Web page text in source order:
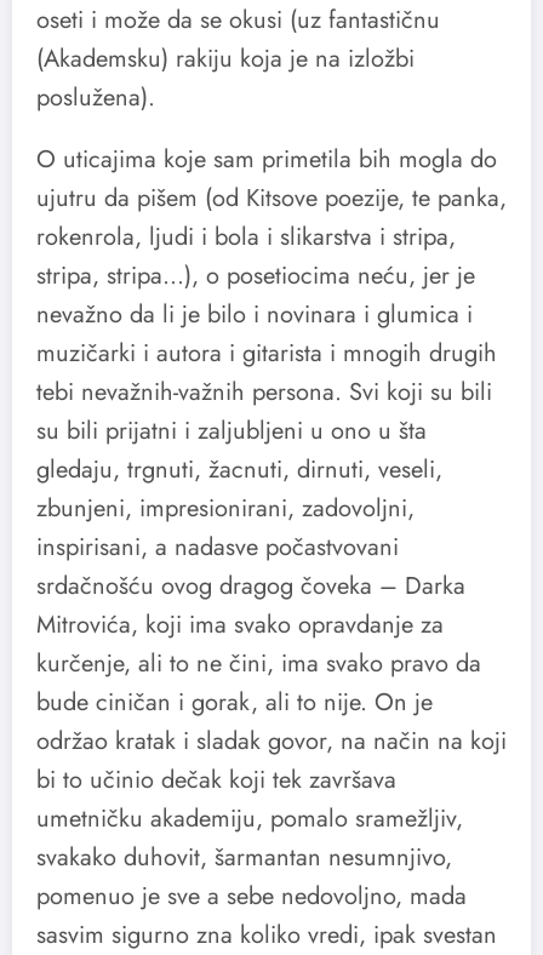
oseti i može da se okusi (uz fantastičnu
(Akademsku) rakiju koja je na izložbi
poslužena).
O uticajima koje sam primetila bih mogla do
ujutru da pišem (od Kitsove poezije, te panka,
rokenrola, ljudi i bola i slikarstva i stripa,
stripa, stripa…), o posetiocima neću, jer je
nevažno da li je bilo i novinara i glumica i
muzičarki i autora i gitarista i mnogih drugih
tebi nevažnih-važnih persona. Svi koji su bili
su bili prijatni i zaljubljeni u ono u šta
gledaju, trgnuti, žacnuti, dirnuti, veseli,
zbunjeni, impresionirani, zadovoljni,
inspirisani, a nadasve počastvovani
srdačnošću ovog dragog čoveka – Darka
Mitrovića, koji ima svako opravdanje za
kurčenje, ali to ne čini, ima svako pravo da
bude ciničan i gorak, ali to nije. On je
održao kratak i sladak govor, na način na koji
bi to učinio dečak koji tek završava
umetničku akademiju, pomalo sramežljiv,
svakako duhovit, šarmantan nesumnjivo,
pomenuo je sve a sebe nedovoljno, mada
sasvim sigurno zna koliko vredi, ipak svestan